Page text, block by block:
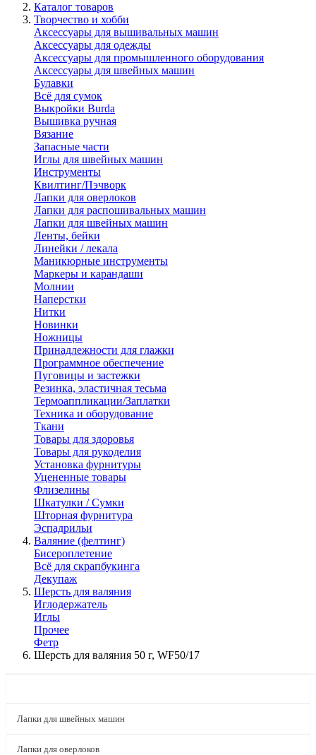
Каталог товаров
Творчество и хобби
Аксессуары для вышивальных машин
Аксессуары для одежды
Аксессуары для промышленного оборудования
Аксессуары для швейных машин
Булавки
Всё для сумок
Выкройки Burda
Вышивка ручная
Вязание
Запасные части
Иглы для швейных машин
Инструменты
Квилтинг/Пэчворк
Лапки для оверлоков
Лапки для распошивальных машин
Лапки для швейных машин
Ленты, бейки
Линейки / лекала
Маникюрные инструменты
Маркеры и карандаши
Молнии
Наперстки
Нитки
Новинки
Ножницы
Принадлежности для глажки
Программное обеспечение
Пуговицы и застежки
Резинка, эластичная тесьма
Термоаппликации/Заплатки
Техника и оборудование
Ткани
Товары для здоровья
Товары для рукоделия
Установка фурнитуры
Уцененные товары
Флизелины
Шкатулки / Сумки
Шторная фурнитура
Эспадрильи
Валяние (фелтинг)
Бисероплетение
Всё для скрапбукинга
Декупаж
Шерсть для валяния
Иглодержатель
Иглы
Прочее
Фетр
Шерсть для валяния 50 г, WF50/17
Лапки для швейных машин
Лапки для оверлоков